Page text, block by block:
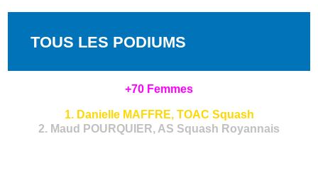
TOUS LES PODIUMS
+70 Femmes
1. Danielle MAFFRE, TOAC Squash
2. Maud POURQUIER, AS Squash Royannais